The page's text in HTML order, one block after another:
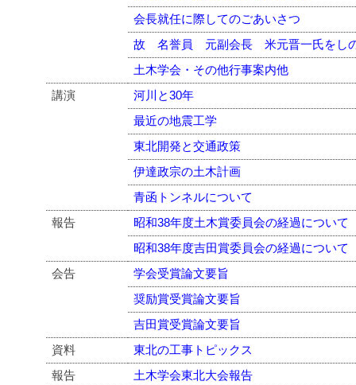
会長就任に際してのごあいさつ
故 名誉員 元副会長 米元晋一氏をし
土木学会・その他行事案内他
講演
河川と30年
最近の地震工学
東北開発と交通政策
伊達政宗の土木計画
青函トンネルについて
報告
昭和38年度土木賞委員会の経過について
昭和38年度吉田賞委員会の経過について
会告
学会受賞論文要旨
奨励賞受賞論文要旨
吉田賞受賞論文要旨
資料
東北の工事トピックス
報告
土木学会東北大会報告